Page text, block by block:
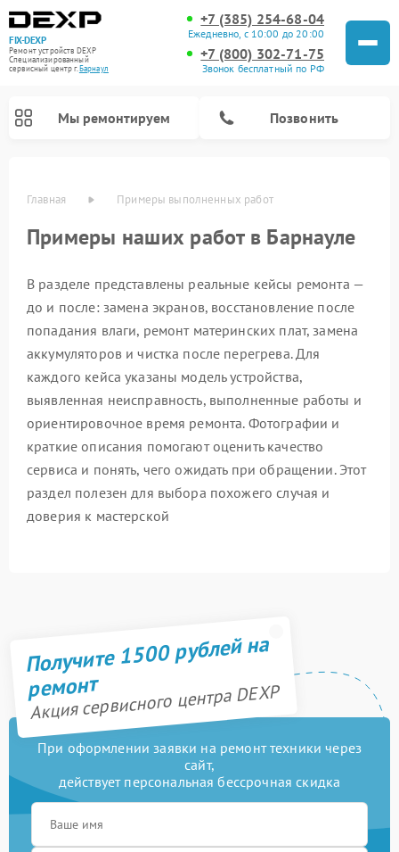
FIX-DEXP
Ремонт устройств DEXP
Специализированный
cервисный центр г.Барнаул
+7 (385) 254-68-04
Ежедневно, с 10:00 до 20:00
+7 (800) 302-71-75
Звонок бесплатный по РФ
Мы ремонтируем Позвонить
Главная Примеры выполненных работ
Примеры наших работ в Барнауле
В разделе представлены реальные кейсы ремонта —
до и после: замена экранов, восстановление после
попадания влаги, ремонт материнских плат, замена
аккумуляторов и чистка после перегрева. Для
каждого кейса указаны модель устройства,
выявленная неисправность, выполненные работы и
ориентировочное время ремонта. Фотографии и
краткие описания помогают оценить качество
сервиса и понять, чего ожидать при обращении. Этот
раздел полезен для выбора похожего случая и
доверия к мастерской
Получите 1500 рублей на
ремонт
Акция сервисного центра DEXP
При оформлении заявки на ремонт техники через
сайт,
действует персональная бессрочная скидка